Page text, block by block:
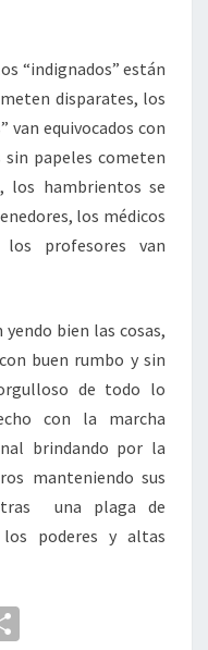
“indignados” están
disparates, los
van equivocados con
papeles cometen
hambrientos se
los médicos
profesores van
bien las cosas,
buen rumbo y sin
de todo lo
con la marcha
brindando por la
manteniendo sus
una plaga de
poderes y altas